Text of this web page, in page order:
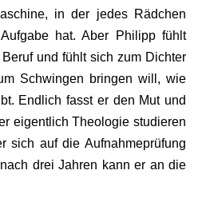
in der jedes Rädchen
hat. Aber Philipp fühlt
und fühlt sich zum Dichter
Schwingen bringen will, wie
Endlich fasst er den Mut und
eigentlich Theologie studieren
sich auf die Aufnahmeprüfung
drei Jahren kann er an die